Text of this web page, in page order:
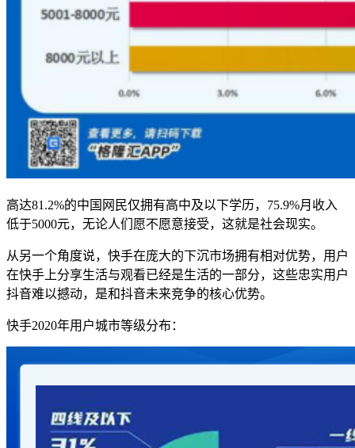
高达81.2%的中国网民仅拥有高中及以下学历，75.9%月收入
低于5000元，无论人们愿不愿意接受，这就是社会现实。
从另一个角度说，快手在庞大的下沉市场拥有相对优势，用户
在快手上分享生活与观看已经是生活的一部分，这些忠实用户
抖音难以撼动，是和抖音未来竞争的核心优势。
快手2020年用户城市等级分布：